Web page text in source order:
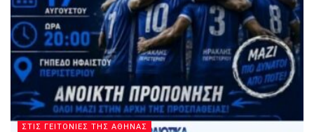
ΣΤΙΣ ΓΕΙΤΟΝΙΕΣ ΤΗΣ ΑΘΗΝΑΣ